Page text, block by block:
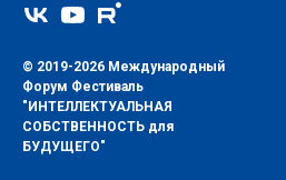
© 2019-2026 Международный
Форум Фестиваль
"ИНТЕЛЛЕКТУАЛЬНАЯ
СОБСТВЕННОСТЬ для
БУДУЩЕГО"